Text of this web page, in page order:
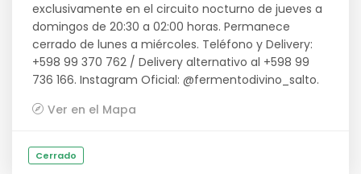
exclusivamente en el circuito nocturno de jueves a
domingos de 20:30 a 02:00 horas. Permanece
cerrado de lunes a miércoles. Teléfono y Delivery:
+598 99 370 762 / Delivery alternativo al +598 99
736 166. Instagram Oficial: @fermentodivino_salto.
Ver en el Mapa
Cerrado